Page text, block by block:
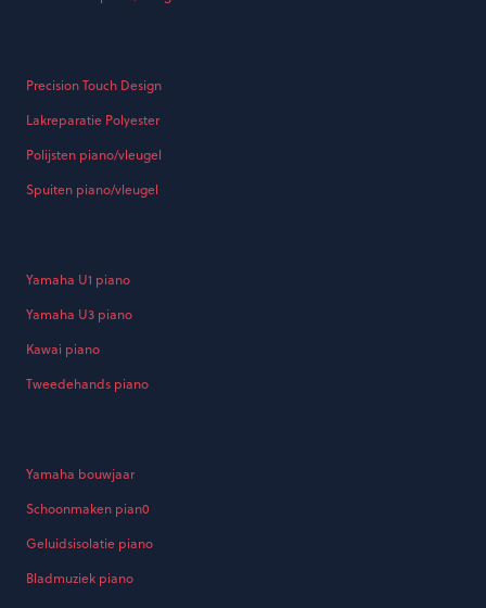
Precision Touch Design
Lakreparatie Polyester
Polijsten piano/vleugel
Spuiten piano/vleugel
Yamaha U1 piano
Yamaha U3 piano
Kawai piano
Tweedehands piano
Yamaha bouwjaar
Schoonmaken pian0
Geluidsisolatie piano
Bladmuziek piano